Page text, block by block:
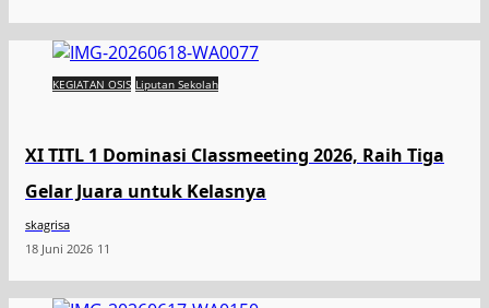
KEGIATAN OSIS Liputan Sekolah
XI TITL 1 Dominasi Classmeeting 2026, Raih Tiga
Gelar Juara untuk Kelasnya
skagrisa
18 Juni 2026 11